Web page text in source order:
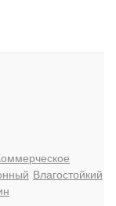
Влагостойкий